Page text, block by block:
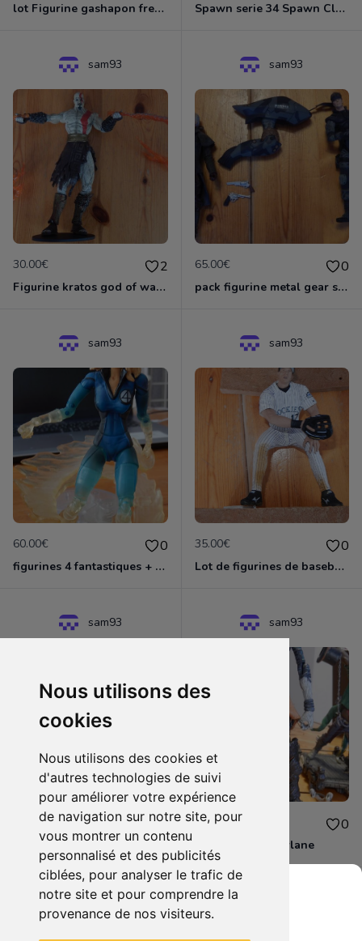
Nous utilisons des
cookies
Nous utilisons des cookies et
d'autres technologies de suivi
pour améliorer votre expérience
de navigation sur notre site, pour
vous montrer un contenu
personnalisé et des publicités
ciblées, pour analyser le trafic de
notre site et pour comprendre la
provenance de nos visiteurs.
lot Figurine gashapon freezer et ghoan Spawn serie 34 Spawn Classics Series
sam93
30.00€ 2
Figurine kratos god of war de Neca
sam93
65.00€ 0
pack figurine metal gear solid snake et revolver ocelot
sam93
60.00€ 0
figurines 4 fantastiques + dr fatalis toysbiz
sam93
35.00€ 0
Lot de figurines de baseball marque Mc Farlane
sam93
35.00€ 0
Figurine final fantasy
sam93
25.00€ 0
lot figurine mcfarlane